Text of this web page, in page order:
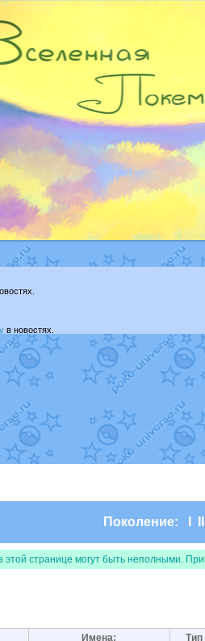
в новостях.
Поколение:
странице могут быть неполными.
Имена: Тип